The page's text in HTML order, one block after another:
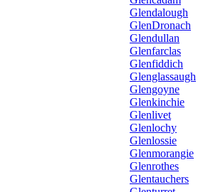
Glendalough
GlenDronach
Glendullan
Glenfarclas
Glenfiddich
Glenglassaugh
Glengoyne
Glenkinchie
Glenlivet
Glenlochy
Glenlossie
Glenmorangie
Glenrothes
Glentauchers